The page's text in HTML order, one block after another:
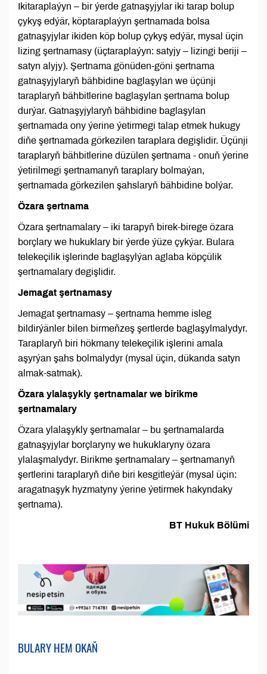
Ikitaraplaýyn – bir ýerde gatnaşyjylar iki tarap bolup
çykyş edýär, köptaraplaýyn şertnamada bolsa
gatnaşyjylar ikiden köp bolup çykyş edýär, mysal üçin
lizing şertnamasy (üçtaraplaýyn: satyjy – lizingi beriji –
satyn alyjy). Şertnama gönüden-göni şertnama
gatnaşyjylaryň bähbidine baglaşylan we üçünji
taraplaryň bähbitlerine baglaşylan şertnama bolup
durýar. Gatnaşyjylaryň bähbidine baglaşylan
şertnamada ony ýerine ýetirmegi talap etmek hukugy
diňe şertnamada görkezilen taraplara degişlidir. Üçünji
taraplaryň bähbitlerine düzülen şertnama - onuň ýerine
ýetirilmegi şertnamanyň taraplary bolmaýan,
şertnamada görkezilen şahslaryň bähbidine bolýar.
Özara şertnama
Özara şertnamalary – iki tarapyň birek-birege özara
borçlary we hukuklary bir ýerde ýüze çykýar. Bulara
telekeçilik işlerinde baglaşylýan aglaba köpçülik
şertnamalary degişlidir.
Jemagat şertnamasy
Jemagat şertnamasy – şertnama hemme isleg
bildirýänler bilen birmeňzeş şertlerde baglaşylmalydyr.
Taraplaryň biri hökmany telekeçilik işlerini amala
aşyrýan şahs bolmalydyr (mysal üçin, dükanda satyn
almak-satmak).
Özara ylalaşykly şertnamalar we birikme
şertnamalary
Özara ylalaşykly şertnamalar – bu şertnamalarda
gatnaşyjylar borçlaryny we hukuklaryny özara
ylalaşmalydyr. Birikme şertnamalary – şertnamanyň
şertlerini taraplaryň diňe biri kesgitleýär (mysal üçin:
aragatnaşyk hyzmatyny ýerine ýetirmek hakyndaky
şertnama).
BT Hukuk Bölümi
BULARY HEM OKAŇ